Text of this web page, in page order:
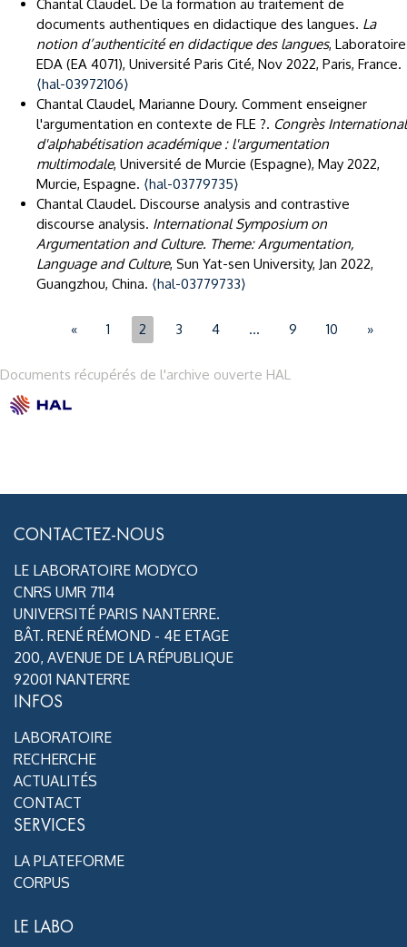
Chantal Claudel. De la formation au traitement de
documents authentiques en didactique des langues. La
notion d’authenticité en didactique des langues, Laboratoire
EDA (EA 4071), Université Paris Cité, Nov 2022, Paris, France.
⟨hal-03972106⟩
Chantal Claudel, Marianne Doury. Comment enseigner
l'argumentation en contexte de FLE ?. Congrès International
d'alphabétisation académique : l'argumentation
multimodale, Université de Murcie (Espagne), May 2022,
Murcie, Espagne. ⟨hal-03779735⟩
Chantal Claudel. Discourse analysis and contrastive
discourse analysis. International Symposium on
Argumentation and Culture. Theme: Argumentation,
Language and Culture, Sun Yat-sen University, Jan 2022,
Guangzhou, China. ⟨hal-03779733⟩
« 1 2 3 4 … 9 10 »
Documents récupérés de l'archive ouverte HAL
CONTACTEZ-NOUS
LE LABORATOIRE MODYCO
CNRS UMR 7114
UNIVERSITÉ PARIS NANTERRE.
BÂT. RENÉ RÉMOND - 4E ETAGE
200, AVENUE DE LA RÉPUBLIQUE
92001 NANTERRE
INFOS
LABORATOIRE
RECHERCHE
ACTUALITÉS
CONTACT
SERVICES
LA PLATEFORME
CORPUS
LE LABO